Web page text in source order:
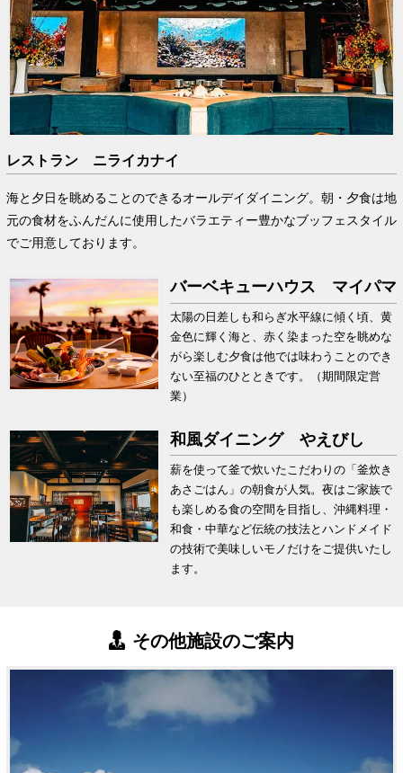
レストラン ニライカナイ
海と夕日を眺めることのできるオールデイダイニング。朝・夕食は地
元の食材をふんだんに使用したバラエティー豊かなブッフェスタイル
でご用意しております。
バーベキューハウス マイパマ
太陽の日差しも和らぎ水平線に傾く頃、黄
金色に輝く海と、赤く染まった空を眺めな
がら楽しむ夕食は他では味わうことのでき
ない至福のひとときです。（期間限定営
業）
和風ダイニング やえびし
薪を使って釜で炊いたこだわりの「釜炊き
あさごはん」の朝食が人気。夜はご家族で
も楽しめる食の空間を目指し、沖縄料理・
和食・中華など伝統の技法とハンドメイド
の技術で美味しいモノだけをご提供いたし
ます。
その他施設のご案内